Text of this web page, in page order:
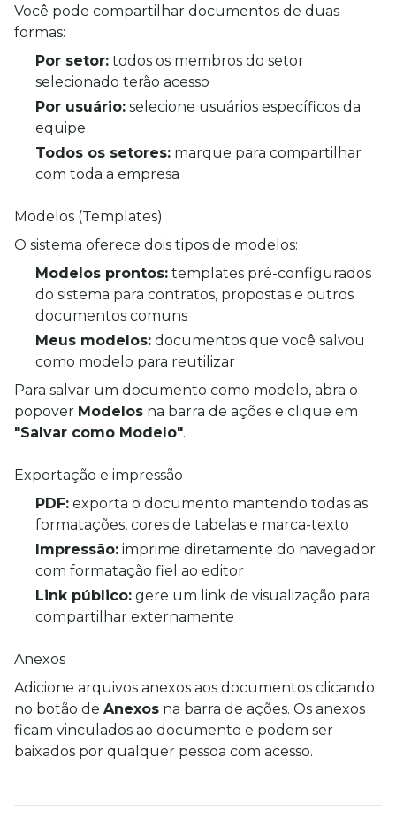
Você pode compartilhar documentos de duas
formas:
Por setor: todos os membros do setor
selecionado terão acesso
Por usuário: selecione usuários específicos da
equipe
Todos os setores: marque para compartilhar
com toda a empresa
Modelos (Templates)
O sistema oferece dois tipos de modelos:
Modelos prontos: templates pré-configurados
do sistema para contratos, propostas e outros
documentos comuns
Meus modelos: documentos que você salvou
como modelo para reutilizar
Para salvar um documento como modelo, abra o
popover Modelos
"Salvar como Modelo".
Exportação e impressão
PDF: exporta o documento mantendo todas as
formatações, cores de tabelas e marca-texto
Impressão: imprime diretamente do navegador
com formatação fiel ao editor
Link público: gere um link de visualização para
compartilhar externamente
Anexos
Adicione arquivos anexos aos documentos clicando
no botão de Anexos na barra de ações. Os anexos
ficam vinculados ao documento e podem ser
baixados por qualquer pessoa com acesso.